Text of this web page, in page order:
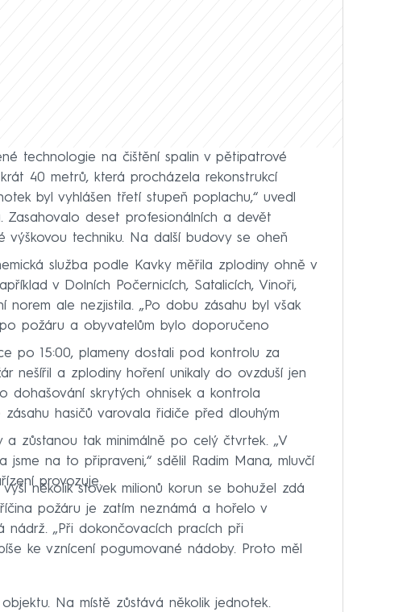
technologie na čištění spalin v pětipatrové
40 metrů, která procházela rekonstrukcí
byl vyhlášen třetí stupeň poplachu,“ uvedl
Zasahovalo deset profesionálních a devět
výškovou techniku. Na další budovy se oheň
služba podle Kavky měřila zplodiny ohně v
v Dolních Počernicích, Satalicích, Vinoři,
norem ale nezjistila. „Po dobu zásahu byl však
požáru a obyvatelům bylo doporučeno
po 15:00, plameny dostali pod kontrolu za
nešířil a zplodiny hoření unikaly do ovzduší jen
dohašování skrytých ohnisek a kontrola
hasičů varovala řidiče před dlouhým
a zůstanou tak minimálně po celý čtvrtek. „V
na to připraveni,“ sdělil Radim Mana, mluvčí
provozuje.
několik stovek milionů korun se bohužel zdá
požáru je zatím neznámá a hořelo v
nádrž. „Při dokončovacích pracích při
ke vznícení pogumované nádoby. Proto měl
Na místě zůstává několik jednotek.